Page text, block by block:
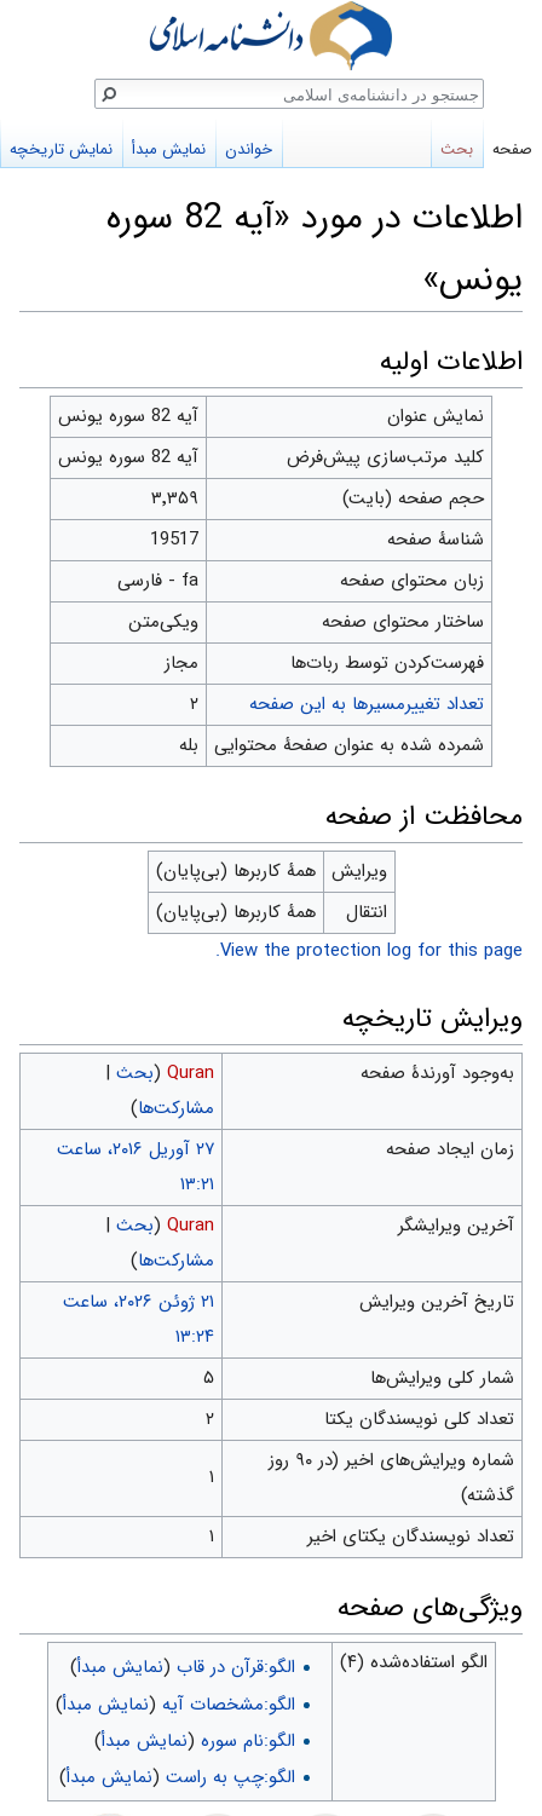
اطلاعات در مورد «آیه 82 سوره
یونس»
پرش
به
ناوبری
پرش
به
جستجو
اطلاعات اولیه
نمایش عنوان
آیه 82 سوره یونس
کلید مرتب‌سازی پیش‌فرض
آیه 82 سوره یونس
حجم صفحه (بایت)
۳٬۳۵۹
شناسهٔ صفحه
19517
زبان محتوای صفحه
fa - فارسی
ساختار محتوای صفحه
ویکی‌متن
‌فهرست‌کردن توسط ربات‌ها
مجاز
تعداد تغییرمسیرها به این صفحه
۲
شمرده شده به عنوان صفحهٔ محتوایی بله
محافظت از صفحه
ویرایش همهٔ کاربرها (بی‌پایان)
انتقال
همهٔ کاربرها (بی‌پایان)
View the protection log for this page.
ویرایش تاریخچه
به‌وجود آورندهٔ صفحه Quran
(بحث|
مشارکت‌ها)
زمان ایجاد صفحه
‏۲۷ آوریل ۲۰۱۶، ساعت
۱۳:۲۱
آخرین ویرایشگر
Quran
(بحث|
مشارکت‌ها)
تاریخ آخرین ویرایش
‏۲۱ ژوئن ۲۰۲۶، ساعت
۱۳:۲۴
شمار کلی ویرایش‌ها
۵
تعداد کلی نویسندگان یکتا
۲
شماره ویرایش‌های اخیر (در ۹۰ روز
گذشته)
۱
تعداد نویسندگان یکتای اخیر ۱
ويژگی‌های صفحه
الگو استفاده‌شده (۴) الگو:قرآن در قاب (نمایش مبدأ)
الگو:مشخصات آیه (نمایش مبدأ)
الگو:نام سوره (نمایش مبدأ)
الگو:چپ به راست (نمایش مبدأ)
صفحه بحث خواندن نمایش مبدأ نمایش تاریخچه
جستجو